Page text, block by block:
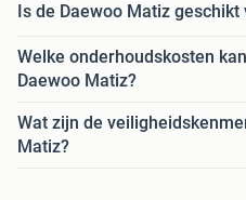
Is de Daewoo Matiz
Welke onderhoudskosten
Daewoo Matiz?
Wat zijn de
Matiz?